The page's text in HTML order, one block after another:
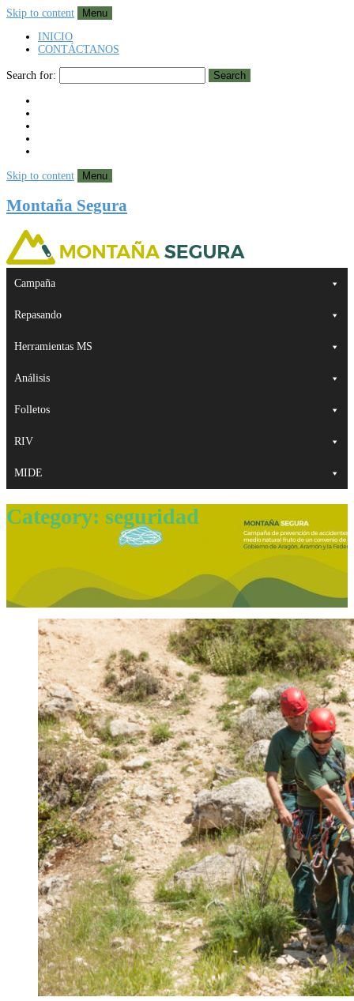
Skip to content
Menu
INICIO
CONTÁCTANOS
Search for: Search
Skip to content Menu
Montaña Segura
Campaña
Repasando
Herramientas MS
Análisis
Folletos
RIV
MIDE
Category: seguridad